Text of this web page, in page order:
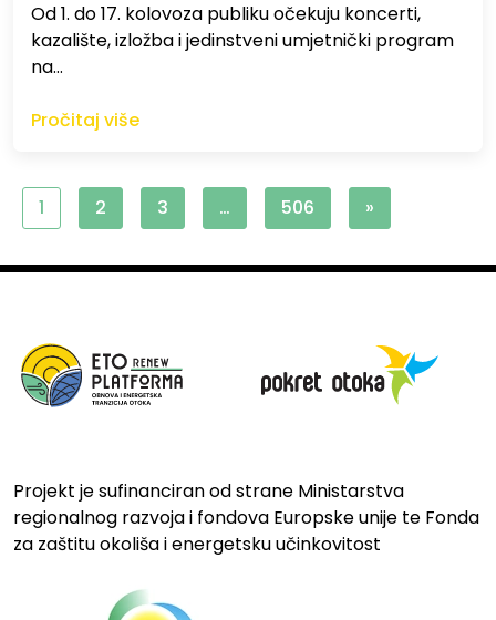
Od 1. do 17. kolovoza publiku očekuju koncerti,
kazalište, izložba i jedinstveni umjetnički program
na…
Pročitaj više
1 2 3 … 506 »
Projekt je sufinanciran od strane Ministarstva
regionalnog razvoja i fondova Europske unije te Fonda
za zaštitu okoliša i energetsku učinkovitost